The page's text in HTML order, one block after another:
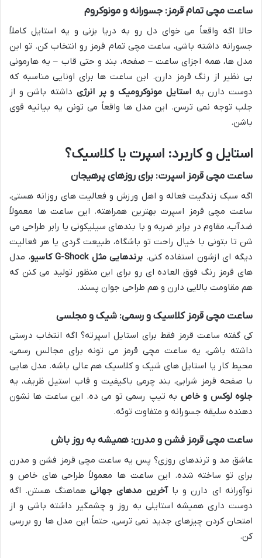
ساعت مچی تمام قرمز: جسورانه و مونوکروم
حالا اگه واقعاً می خوای دل رو به دریا بزنی و یه استایل کاملاً
جسورانه داشته باشی، ساعت مچی تمام قرمز رو انتخاب کن. تو این
مدل ها، همه اجزای ساعت – صفحه، بند و حتی قاب – یه هارمونی
بی نظیر از رنگ قرمز دارن. این ساعت ها برای اونایی مناسبه که
دوست دارن یهاستایل مونوکرومیک و پر انرژی داشته باشن و از
جلب توجه نمی ترسن. این مدل ها واقعاً می تونن یه بیانیه قوی
باشن.
استایل و کاربرد: اسپرت یا کلاسیک؟
ساعت مچی قرمز اسپرت: برای روزهای پرهیجان
اگه سبک زندگیت فعاله و اهل ورزش و فعالیت های روزانه هستی،
ساعت مچی قرمز اسپرت بهترین همراهته. این ساعت ها معمولاً
ضدآب، مقاوم در برابر ضربه و با بندهای سیلیکونی یا رابر طراحی می
شن تا بتونی با خیال راحت تو باشگاه، طبیعت گردی یا هر فعالیت
دیگه ای ازشون استفاده کنی. برندهایی مثل G-Shock کاسیو
، مدل
های قرمز رنگ فوق العاده ای رو برای این منظور تولید می کنن که
هم مقاومت بالایی دارن و هم طراحی جوان پسند.
ساعت مچی قرمز کلاسیک و رسمی: شیک و مجلسی
کی گفته ساعت قرمز فقط برای استایل اسپرته؟ اگه انتخاب درستی
داشته باشی، یه ساعت مچی قرمز می تونه برای مجالس رسمی،
محیط کار یا استایل های شیک و کلاسیک هم عالی باشه. مدل هایی
با صفحه قرمز شرابی، بند چرمی باکیفیت و قاب استیل ظریف، یه
جلوه لوکس و خاص به تیپ رسمی تو می ده. این ساعت ها نشون
دهنده سلیقه جسورانه و متفاوت توئه.
ساعت مچی قرمز فشن و مدرن: همیشه به روز باش
عاشق مد و ترندهای روزی؟ پس یه ساعت مچی قرمز فشن و مدرن
برای تو ساخته شده. این ساعت ها معمولاً طراحی های خاص و
نوآورانه ای دارن و باآخرین مدهای جهانی هماهنگ هستن. اگه
دوست داری همیشه استایلی به روز و چشمگیر داشته باشی و از
امتحان کردن چیزهای جدید نمی ترسی، حتماً این مدل ها رو بررسی
کن.